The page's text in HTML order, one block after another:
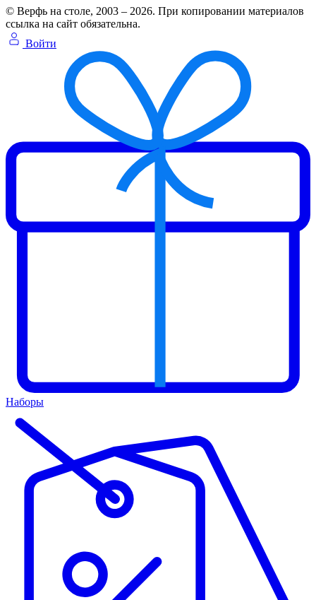
© Верфь на столе, 2003 – 2026. При копировании материалов
ссылка на сайт обязательна.
Войти
Наборы